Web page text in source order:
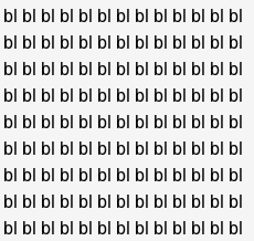
bl bl bl bl bl bl bl bl bl bl bl bl bl
bl bl bl bl bl bl bl bl bl bl bl bl bl
bl bl bl bl bl bl bl bl bl bl bl bl bl
bl bl bl bl bl bl bl bl bl bl bl bl bl
bl bl bl bl bl bl bl bl bl bl bl bl bl
bl bl bl bl bl bl bl bl bl bl bl bl bl
bl bl bl bl bl bl bl bl bl bl bl bl bl
bl bl bl bl bl bl bl bl bl bl bl bl bl
bl bl bl bl bl bl bl bl bl bl bl bl bl